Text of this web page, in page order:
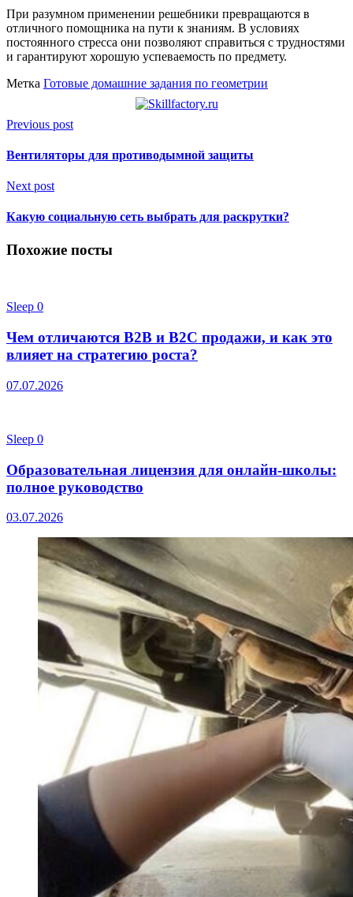
При разумном применении решебники превращаются в
отличного помощника на пути к знаниям. В условиях
постоянного стресса они позволяют справиться с трудностями
и гарантируют хорошую успеваемость по предмету.
Метка Готовые домашние задания по геометрии
Previous post
Вентиляторы для противодымной защиты
Next post
Какую социальную сеть выбрать для раскрутки?
Похожие посты
Sleep 0
Чем отличаются B2B и B2C продажи, и как это
влияет на стратегию роста?
07.07.2026
Sleep 0
Образовательная лицензия для онлайн-школы:
полное руководство
03.07.2026